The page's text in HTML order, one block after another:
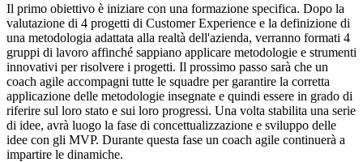
Il primo obiettivo è iniziare con una formazione specifica. Dopo la
valutazione di 4 progetti di Customer Experience e la definizione di
una metodologia adattata alla realtà dell'azienda, verranno formati 4
gruppi di lavoro affinché sappiano applicare metodologie e strumenti
innovativi per risolvere i progetti. Il prossimo passo sarà che un
coach agile accompagni tutte le squadre per garantire la corretta
applicazione delle metodologie insegnate e quindi essere in grado di
riferire sul loro stato e sui loro progressi. Una volta stabilita una serie
di idee, avrà luogo la fase di concettualizzazione e sviluppo delle
idee con gli MVP. Durante questa fase un coach agile continuerà a
impartire le dinamiche.